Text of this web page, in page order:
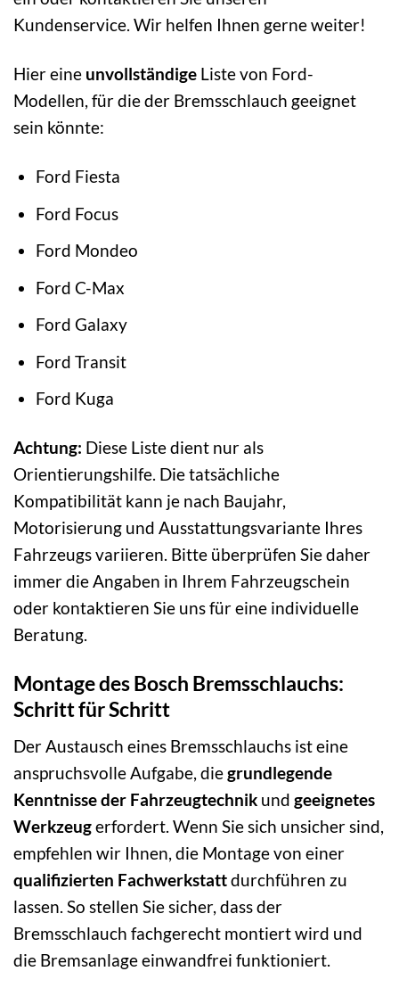
Kundenservice. Wir helfen Ihnen gerne weiter!
Hier eine unvollständige Liste von Ford-
Modellen, für die der Bremsschlauch geeignet
sein könnte:
Ford Fiesta
Ford Focus
Ford Mondeo
Ford C-Max
Ford Galaxy
Ford Transit
Ford Kuga
Achtung: Diese Liste dient nur als
Orientierungshilfe. Die tatsächliche
Kompatibilität kann je nach Baujahr,
Motorisierung und Ausstattungsvariante Ihres
Fahrzeugs variieren. Bitte überprüfen Sie daher
immer die Angaben in Ihrem Fahrzeugschein
oder kontaktieren Sie uns für eine individuelle
Beratung.
Montage des Bosch Bremsschlauchs:
Schritt für Schritt
Der Austausch eines Bremsschlauchs ist eine
anspruchsvolle Aufgabe, diegrundlegende
Kenntnisse der Fahrzeugtechnik und geeignetes
Werkzeugerfordert. Wenn Sie sich unsicher sind,
empfehlen wir Ihnen, die Montage von einer
qualifizierten Fachwerkstattdurchführen zu
lassen. So stellen Sie sicher, dass der
Bremsschlauch fachgerecht montiert wird und
die Bremsanlage einwandfrei funktioniert.